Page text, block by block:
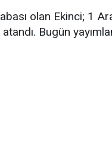
olan Ekinci; 1
atandı. Bugün